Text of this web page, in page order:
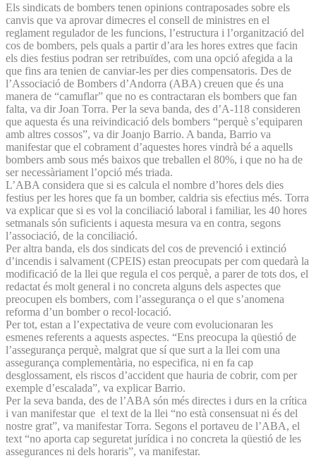
Els sindicats de bombers tenen opinions contraposades sobre els
canvis que va aprovar dimecres el consell de ministres en el
reglament regulador de les funcions, l’estructura i l’organització del
cos de bombers, pels quals a partir d’ara les hores extres que facin
els dies festius podran ser retribuïdes, com una opció afegida a la
que fins ara tenien de canviar-les per dies compensatoris. Des de
l’Associació de Bombers d’Andorra (ABA) creuen que és una
manera de “camuflar” que no es contractaran els bombers que fan
falta, va dir Joan Torra. Per la seva banda, des d’A-118 consideren
que aquesta és una rei­vindicació dels bombers “perquè s’equiparen
amb altres cossos”, va dir Joanjo Barrio. A banda, Barrio va
manifestar que el cobrament d’aquestes hores vindrà bé a aquells
bombers amb sous més baixos que treballen el 80%, i que no ha de
ser necessàriament l’opció més triada.
L’ABA considera que si es calcula el nombre d’hores dels dies
festius per les hores que fa un bomber, caldria sis efectius més. Torra
va explicar que si es vol la conciliació laboral i familiar, les 40 hores
setmanals són suficients i aquesta mesura va en contra, segons
l’associació, de la conciliació.
Per altra banda, els dos sindicats del cos de prevenció i extinció
d’incendis i salvament (CPEIS) estan preocupats per com quedarà la
modificació de la llei que regula el cos perquè, a parer de tots dos, el
redactat és molt general i no concreta alguns dels aspectes que
preocupen els bombers, com l’assegurança o el que s’anomena
reforma d’un bomber o recol·locació.
Per tot, estan a l’expectativa de veure com evolucionaran les
esmenes referents a aquests aspectes. “Ens preocupa la qüestió de
l’assegurança perquè, malgrat que sí que surt a la llei com una
assegurança complementària, no especifica, ni en fa cap
desglossament, els riscos d’accident que hauria de cobrir, com per
exemple d’escalada”, va explicar Barrio.
Per la seva banda, des de l’ABA són més directes i durs en la crítica
i van manifestar que el text de la llei “no està consensuat ni és del
nostre grat”, va manifestar Torra. Segons el portaveu de l’ABA, el
text “no aporta cap seguretat jurídica i no concreta la qüestió de les
assegurances ni dels horaris”, va manifestar.